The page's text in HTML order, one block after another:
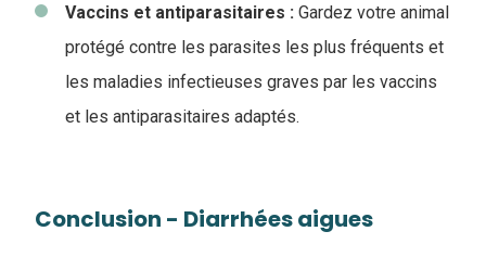
Vaccins et antiparasitaires : Gardez votre animal
protégé contre les parasites les plus fréquents et
les maladies infectieuses graves par les vaccins
et les antiparasitaires adaptés.
Conclusion - Diarrhées aigues